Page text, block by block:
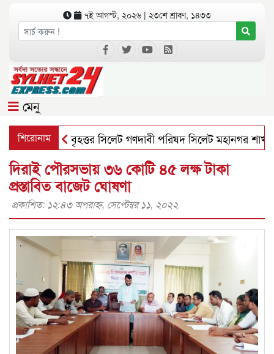
৭ই আগস্ট, ২০২৬ | ২৩শে শ্রাবণ, ১৪৩৩
মেনু
শিরোনাম বৃহত্তর সিলেট গণদাবী পরিষদ সিলেট মহানগর শাখার
দিরাই পৌরসভায় ৩৬ কোটি ৪৫ লক্ষ টাকা
প্রস্তাবিত বাজেট ঘোষণা
প্রকাশিত: ১২:৪৩ অপরাহ্ণ, সেপ্টেম্বর ১১, ২০২২